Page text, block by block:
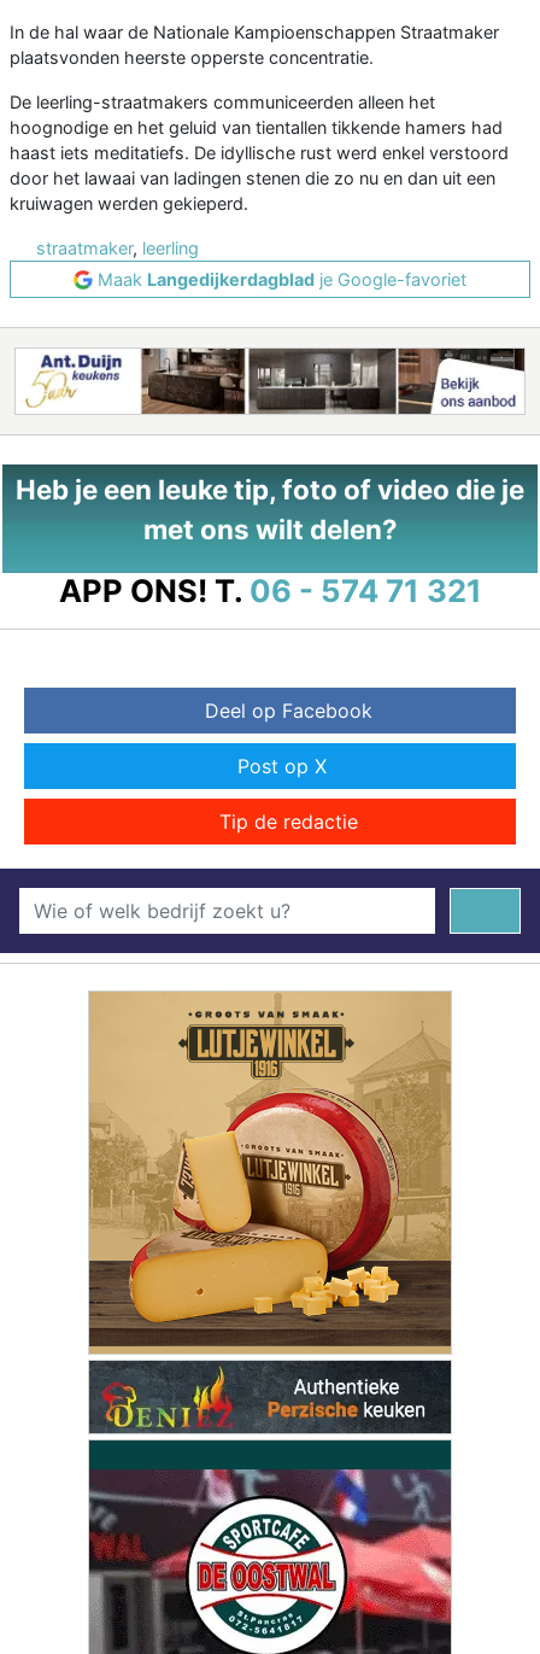
In de hal waar de Nationale Kampioenschappen Straatmaker
plaatsvonden heerste opperste concentratie.
De leerling-straatmakers communiceerden alleen het
hoognodige en het geluid van tientallen tikkende hamers had
haast iets meditatiefs. De idyllische rust werd enkel verstoord
door het lawaai van ladingen stenen die zo nu en dan uit een
kruiwagen werden gekieperd.
straatmaker, leerling
Maak Langedijkerdagblad je Google-favoriet
Heb je een leuke tip, foto of video die je
met ons wilt delen?
APP ONS! T. 06 - 574 71 321
Deel op Facebook
Post op X
Tip de redactie